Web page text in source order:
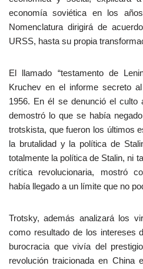
economía soviética en los
Nomenclatura dirigirá de
URSS, hasta su propia
El llamado “testamento de
Kruchev en el informe secreto
1956. En él se denunció el culto
demostró lo que se había
trotskista, que fueron los últimos
la brutalidad y la política de
totalmente la política de Stalin, ni
crítica revolucionaria, mostró
había llegado a un límite que no
Trotsky, además analizará los
como resultado de los intereses
burocracia que vivía del
revolución traicionada en China